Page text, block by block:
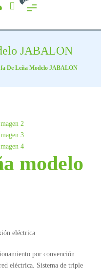
JABALON
De Leña Modelo JABALON
modelo
eléctrica
por convención
eléctrica. Sistema de triple